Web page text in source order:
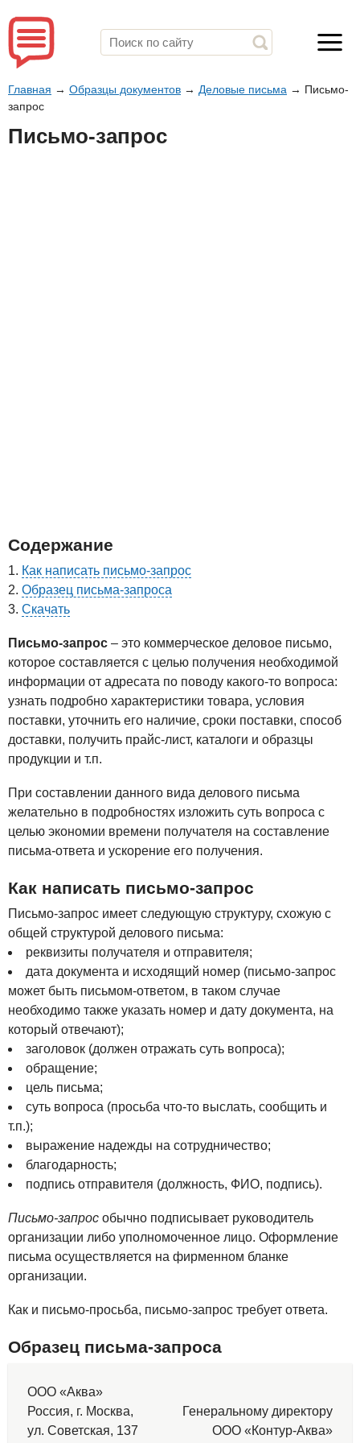
Главная → Образцы документов → Деловые письма → Письмо-
запрос
Письмо-запрос
Содержание
Как написать письмо-запрос
Образец письма-запроса
Скачать
Письмо-запрос – это коммерческое деловое письмо,
которое составляется с целью получения необходимой
информации от адресата по поводу какого-то вопроса:
узнать подробно характеристики товара, условия
поставки, уточнить его наличие, сроки поставки, способ
доставки, получить прайс-лист, каталоги и образцы
продукции и т.п.
При составлении данного вида делового письма
желательно в подробностях изложить суть вопроса с
целью экономии времени получателя на составление
письма-ответа и ускорение его получения.
Как написать письмо-запрос
Письмо-запрос имеет следующую структуру, схожую с
общей структурой делового письма:
реквизиты получателя и отправителя;
дата документа и исходящий номер (письмо-запрос
может быть письмом-ответом, в таком случае
необходимо также указать номер и дату документа, на
который отвечают);
заголовок (должен отражать суть вопроса);
обращение;
цель письма;
суть вопроса (просьба что-то выслать, сообщить и
т.п.);
выражение надежды на сотрудничество;
благодарность;
подпись отправителя (должность, ФИО, подпись).
Письмо-запрос обычно подписывает руководитель
организации либо уполномоченное лицо. Оформление
письма осуществляется на фирменном бланке
организации.
Как и письмо-просьба, письмо-запрос требует ответа.
Образец письма-запроса
ООО «Аква»
Россия, г. Москва,
ул. Советская, 137
Генеральному директору
ООО «Контур-Аква»